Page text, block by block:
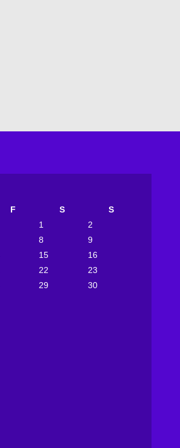
F S
S
1
2
8
9
15
16
22
23
29
30